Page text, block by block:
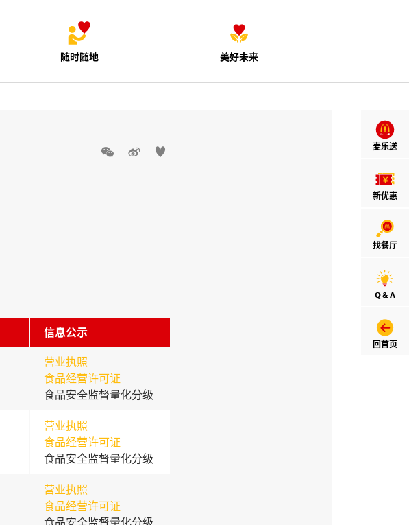
随时随地 美好未来
麦乐送
新优惠
找餐厅
Q & A
回首页
  
信息公示
营业执照
食品经营许可证
食品安全监督量化分级
营业执照
食品经营许可证
食品安全监督量化分级
营业执照
食品经营许可证
食品安全监督量化分级